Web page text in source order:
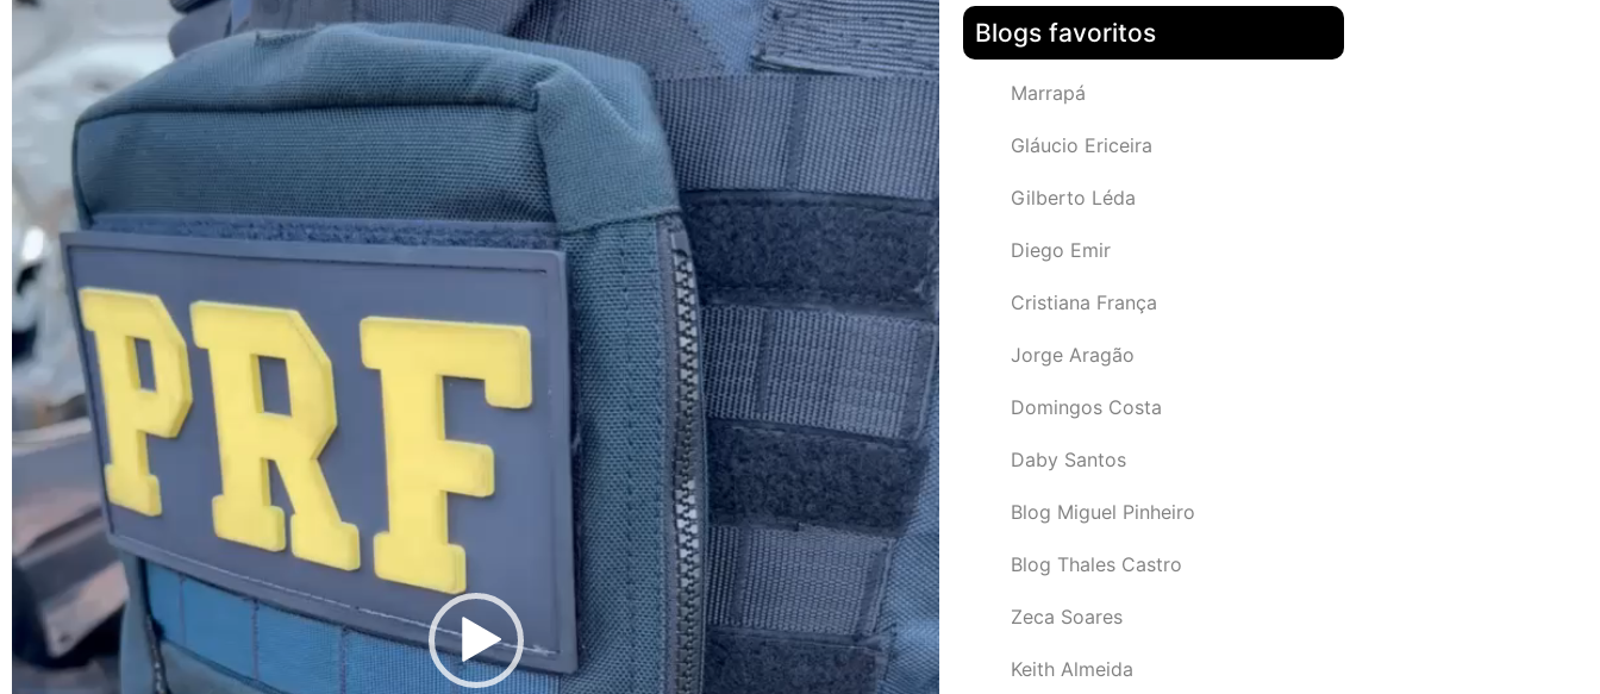
Blogs favoritos
Marrapá
Gláucio Ericeira
Gilberto Léda
Diego Emir
Cristiana França
Jorge Aragão
Domingos Costa
Daby Santos
Blog Miguel Pinheiro
Blog Thales Castro
Zeca Soares
Keith Almeida